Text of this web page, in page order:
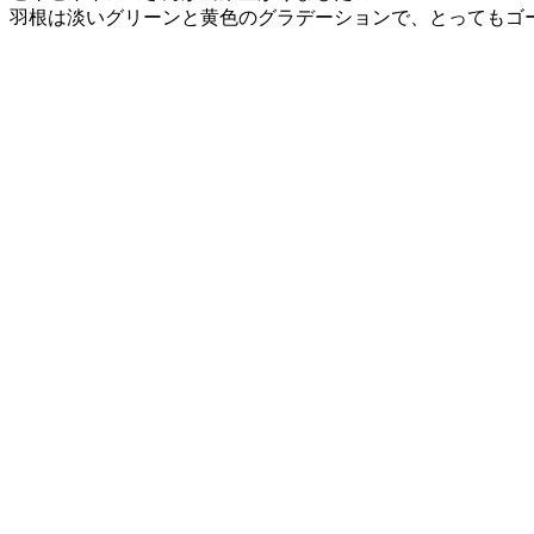
羽根は淡いグリーンと黄色のグラデーションで、とっても